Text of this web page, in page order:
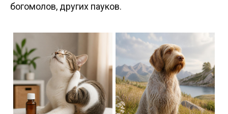
богомолов, других пауков.